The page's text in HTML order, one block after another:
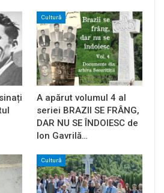
Cultură
A apărut volumul 4 al
seriei BRAZII SE FRÂNG,
DAR NU SE ÎNDOIESC de
Ion Gavrilă…
Cultură